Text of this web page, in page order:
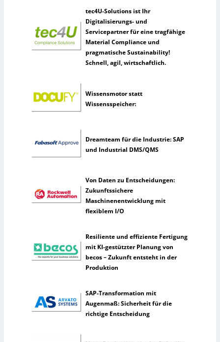
u
t
z
e
l
t
e
s
t
h
e
e
l
tec4U-Solutions ist Ihr
Digitalisierungs- und
Servicepartner für eine tragfähige
Material Compliance und
pragmatische Sustainability!
Schnell, agil, wirtschaftlich.
Wissensmotor statt
Wissensspeicher:
Dreamteam für die Industrie: SAP
und Industrial DMS/QMS
Von Daten zu Entscheidungen:
Zukunftssichere
Maschinenentwicklung mit
flexiblem I/O
Resiliente und effiziente Fertigung
mit KI-gestützter Planung von
becos – Zukunft entsteht in der
Produktion
SAP-Transformation mit
Augenmaß: Sicherheit für die
richtige Entscheidung